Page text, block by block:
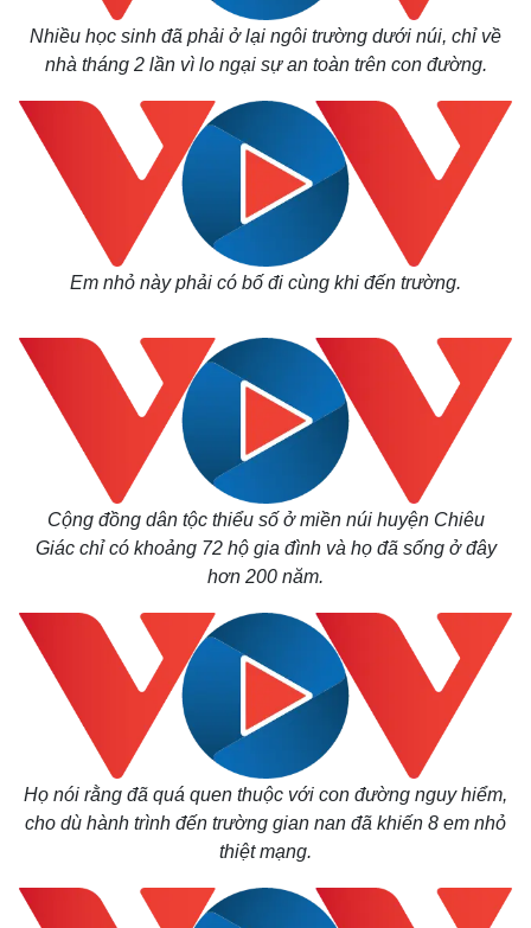
Nhiều học sinh đã phải ở lại ngôi trường dưới núi, chỉ về
nhà tháng 2 lần vì lo ngại sự an toàn trên con đường.
Em nhỏ này phải có bố đi cùng khi đến trường.
Cộng đồng dân tộc thiểu số ở miền núi huyện Chiêu
Giácchỉ có khoảng 72 hộ gia đình và họ đã sống ở đây
hơn 200 năm.
Họ nói rằng đã quá quen thuộc với con đường nguy hiểm,
cho dù hành trình đến trường gian nan đã khiến 8 em nhỏ
thiệt mạng.